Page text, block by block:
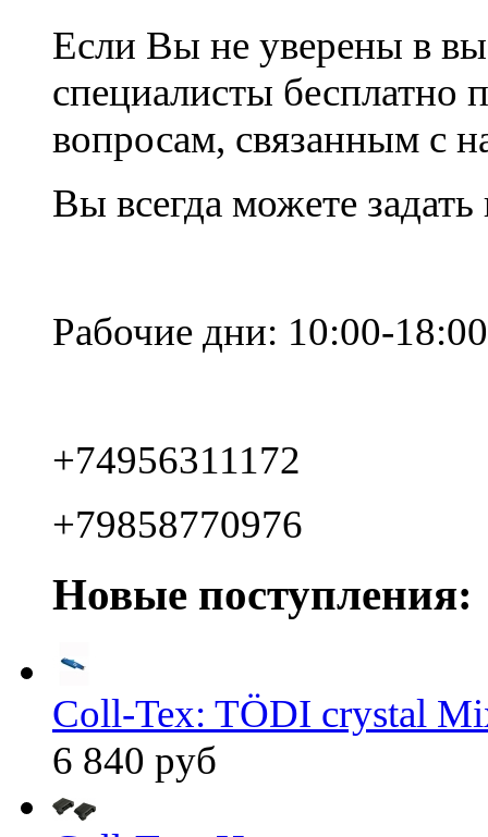
Если Вы не уверены в
специалисты
вопросам, связанным с
Вы всегда можете
Рабочие дни: 10:00-18:00
+74956311172
+79858770976
Новые поступления:
Coll-Tex: TÖDI crystal
6 840 руб